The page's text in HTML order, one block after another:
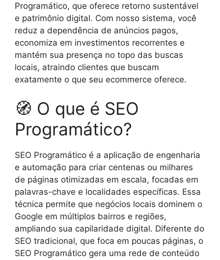
Programático, que oferece retorno sustentável
e patrimônio digital. Com nosso sistema, você
reduz a dependência de anúncios pagos,
economiza em investimentos recorrentes e
mantém sua presença no topo das buscas
locais, atraindo clientes que buscam
exatamente o que seu ecommerce oferece.
🧭 O que é SEO
Programático?
SEO Programático é a aplicação de engenharia
e automação para criar centenas ou milhares
de páginas otimizadas em escala, focadas em
palavras-chave e localidades específicas. Essa
técnica permite que negócios locais dominem o
Google em múltiplos bairros e regiões,
ampliando sua capilaridade digital. Diferente do
SEO tradicional, que foca em poucas páginas, o
SEO Programático gera uma rede de conteúdo